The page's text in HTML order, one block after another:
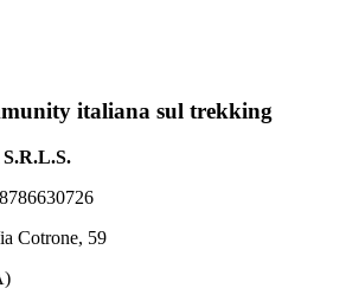
italiana sul trekking
Cotrone, 59